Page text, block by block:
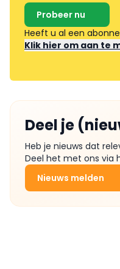
Probeer nu
Heeft u al een
Klik hier om aan te
Deel je
Heb je nieuws dat
Deel het met ons via
Nieuws melden